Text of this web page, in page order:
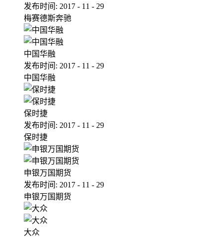
发布时间: 2017 - 11 - 29
梅赛德斯奔驰
中国华融
发布时间: 2017 - 11 - 29
中国华融
保时捷
发布时间: 2017 - 11 - 29
保时捷
申银万国期货
发布时间: 2017 - 11 - 29
申银万国期货
大众